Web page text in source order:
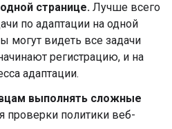
странице. Лучше всего
по адаптации на одной
могут видеть все задачи
регистрацию, и на
адаптации.
выполнять сложные
проверки политики веб-